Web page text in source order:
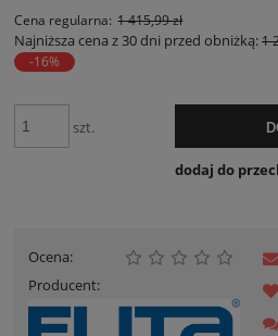
Cena regularna: 1 415,99 zł
Najniższa cena z 30 dni przed obniżką:1
-16%
szt.
dodaj do
Ocena:
Producent: